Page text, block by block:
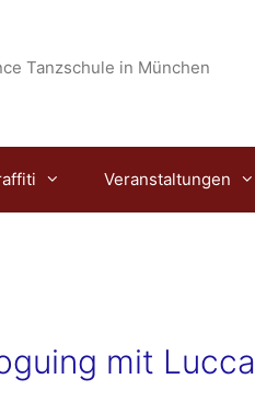
Tanzschule in München
Veranstaltungen
mit Lucca